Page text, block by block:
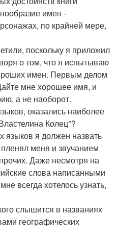
имен -
по крайней мере,
поскольку я приложил
о том, что я испытываю
имен. Первым делом
мне хорошее имя, и
а не наоборот.
оказались наиболее
Колец"?
я должен назвать
меня и звучанием
Даже несмотря на
слова написанными
всегда хотелось узнать,
слышится в названиях
географических